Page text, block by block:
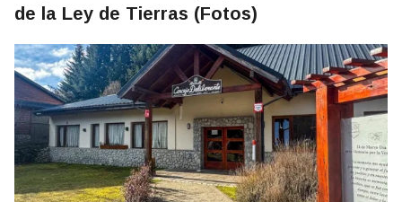
de la Ley de Tierras (Fotos)